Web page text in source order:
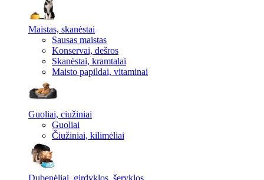
Maistas, skanėstai
Sausas maistas
Konservai, dešros
Skanėstai, kramtalai
Maisto papildai, vitaminai
Guoliai, ciužiniai
Guoliai
Čiužiniai, kilimėliai
Dubenėliai, girdyklos, šeryklos